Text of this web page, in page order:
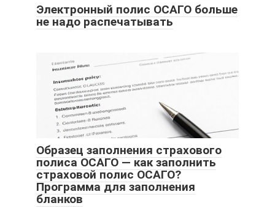
Электронный полис ОСАГО больше
не надо распечатывать
Образец заполнения страхового
полиса ОСАГО — как заполнить
страховой полис ОСАГО?
Программа для заполнения
бланков